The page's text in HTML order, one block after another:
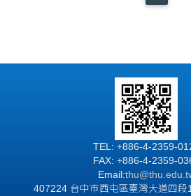
TEL: +886-4-2359-
FAX: +886-4-2359-
Email:
407224 台中市西屯區臺灣大道四段